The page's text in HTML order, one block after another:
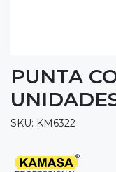
PUNTA
SKU: KM6322